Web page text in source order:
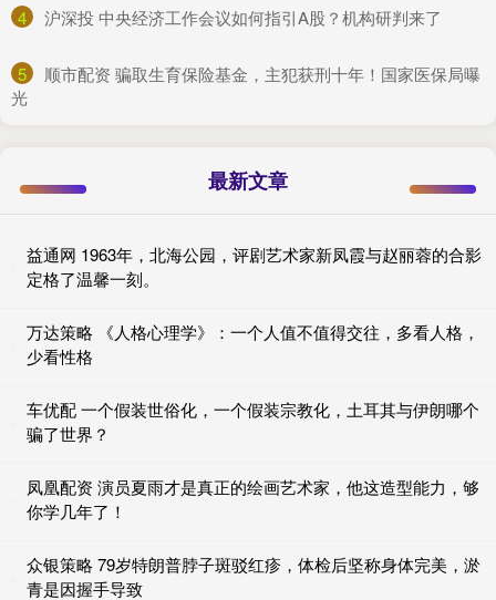
4 ​沪深投 中央经济工作会议如何指引A股？机构研判来了
5
​顺市配资 骗取生育保险基金，主犯获刑十年！国家医保局曝
光
最新文章
益通网 1963年，北海公园，评剧艺术家新凤霞与赵丽蓉的合影
定格了温馨一刻。
万达策略 《人格心理学》：一个人值不值得交往，多看人格，
少看性格
车优配 一个假装世俗化，一个假装宗教化，土耳其与伊朗哪个
骗了世界？
凤凰配资 演员夏雨才是真正的绘画艺术家，他这造型能力，够
你学几年了！
众银策略 79岁特朗普脖子斑驳红疹，体检后坚称身体完美，淤
青是因握手导致